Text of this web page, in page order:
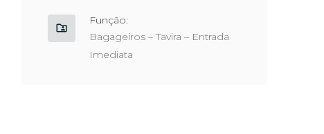
Função:
Bagageiros – Tavira – Entrada
Imediata